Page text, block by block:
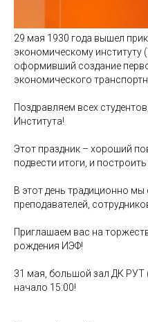
29 мая 1930 года вышел
экономическому
оформивший создание
экономического
Поздравляем всех
Института!
Этот праздник – хороший
подвести итоги, и
В этот день традиционно
преподавателей,
Приглашаем вас на
рождения ИЭФ!
31 мая, большой зал ДК РУТ
начало 15:00!